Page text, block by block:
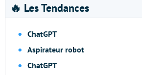
🔥 Les Tendances
ChatGPT
Aspirateur robot
ChatGPT